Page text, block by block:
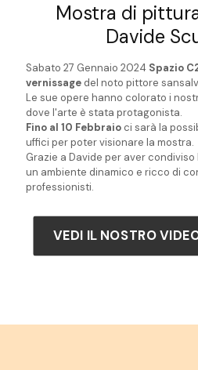
Mostra di
Davide
Sabato 27 Gennaio 2024 Spazio
vernissage del noto pittore
Le sue opere hanno colorato i
dove l'arte è stata protagonista.
Fino al 10 Febbraio ci sarà la
uffici per poter visionare la mostra.
Grazie a Davide per aver
un ambiente dinamico e ricco di
professionisti.
VEDI IL NOSTRO